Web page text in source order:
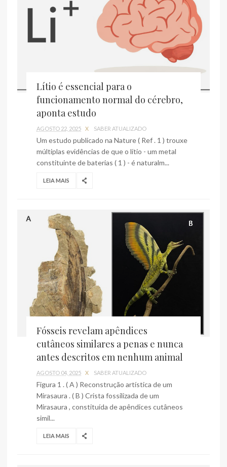
Lítio é essencial para o
funcionamento normal do cérebro,
aponta estudo
AGOSTO 22, 2025 X SABER ATUALIZADO
Um estudo publicado na Nature ( Ref . 1 ) trouxe
múltiplas evidências de que o lítio - um metal
constituinte de baterias ( 1 ) - é naturalm...
LEIA MAIS
Fósseis revelam apêndices
cutâneos similares a penas e nunca
antes descritos em nenhum animal
AGOSTO 04, 2025 X SABER ATUALIZADO
Figura 1 . ( A ) Reconstrução artística de um
Mirasaura . ( B ) Crista fossilizada de um
Mirasaura , constituída de apêndices cutâneos
simil...
LEIA MAIS